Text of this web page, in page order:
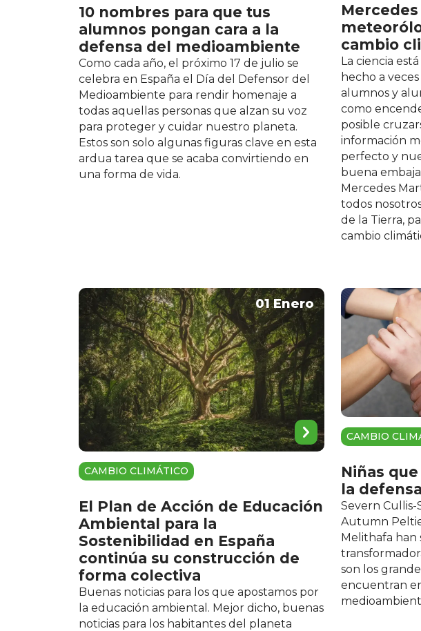
10 nombres para que tus
alumnos pongan cara a la
defensa del medioambiente
Como cada año, el próximo 17 de julio se
celebra en España el Día del Defensor del
Medioambiente para rendir homenaje a
todas aquellas personas que alzan su voz
para proteger y cuidar nuestro planeta.
Estos son solo algunas figuras clave en esta
ardua tarea que se acaba convirtiendo en
una forma de vida.
cambio
La ciencia
hecho a
alumnos y
como
posible
información
perfecto y
buena
Mercedes
todos
de la Tierra,
cambio
01 Enero
CAMBIO CLIMÁTICO
El Plan de Acción de Educación
Ambiental para la
Sostenibilidad en España
continúa su construcción de
forma colectiva
Buenas noticias para los que apostamos por
la educación ambiental. Mejor dicho, buenas
noticias para los habitantes del planeta
CAMBIO
Niñas
la
Severn
Autumn
Melithafa han
son los
encuentran